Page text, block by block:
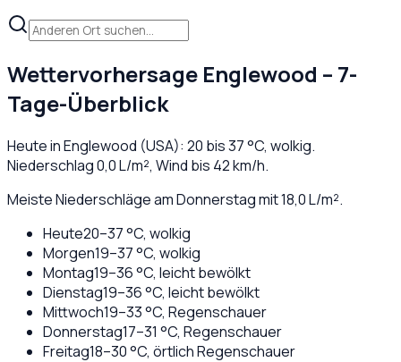
Wettervorhersage Englewood – 7-
Tage-Überblick
Heute inEnglewood (USA): 20 bis37°C, wolkig.
Niederschlag0,0L/m², Wind bis 42km/h.
Meiste Niederschläge am Donnerstag mit 18,0 L/m².
Heute20–37°C, wolkig
Morgen19–37°C, wolkig
Montag19–36°C, leicht bewölkt
Dienstag19–36°C, leicht bewölkt
Mittwoch19–33°C, Regenschauer
Donnerstag17–31 °C, Regenschauer
Freitag18–30°C, örtlich Regenschauer